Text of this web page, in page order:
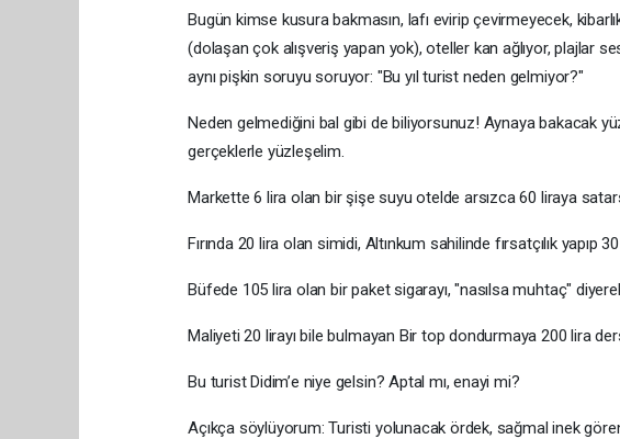
​Bugün kimse kusura bakmasın, lafı evirip çevirmeyecek,
(dolaşan çok alışveriş yapan yok), oteller kan ağlıyor, plajlar
aynı pişkin soruyu soruyor: "Bu yıl turist neden gelmiyor?"
​Neden gelmediğini bal gibi de biliyorsunuz! Aynaya bakacak
gerçeklerle yüzleşelim.
​Markette 6 lira olan bir şişe suyu otelde arsızca 60 liraya
Fırında 20 lira olan simidi, Altınkum sahilinde fırsatçılık yapıp
Büfede 105 lira olan bir paket sigarayı, "nasılsa muhtaç"
Maliyeti 20 lirayı bile bulmayan Bir top dondurmaya 200 lira
Bu turist Didim’e niye gelsin? Aptal mı, enayi mi?
​Açıkça söylüyorum: Turisti yolunacak ördek, sağmal inek